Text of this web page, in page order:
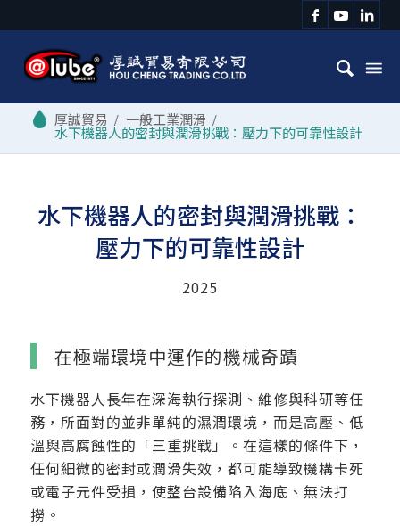
/ 一般工業潤滑 /
水下機器人的密封與潤滑挑戰：壓力下的可靠性設計
水下機器人的密封與潤滑挑戰：
壓力下的可靠性設計
2025
在極端環境中運作的機械奇蹟
水下機器人長年在深海執行探測、維修與科研等任
務，所面對的並非單純的濕潤環境，而是高壓、低
溫與高腐蝕性的「三重挑戰」。在這樣的條件下，
任何細微的密封或潤滑失效，都可能導致機構卡死
或電子元件受損，使整台設備陷入海底、無法打
撈。